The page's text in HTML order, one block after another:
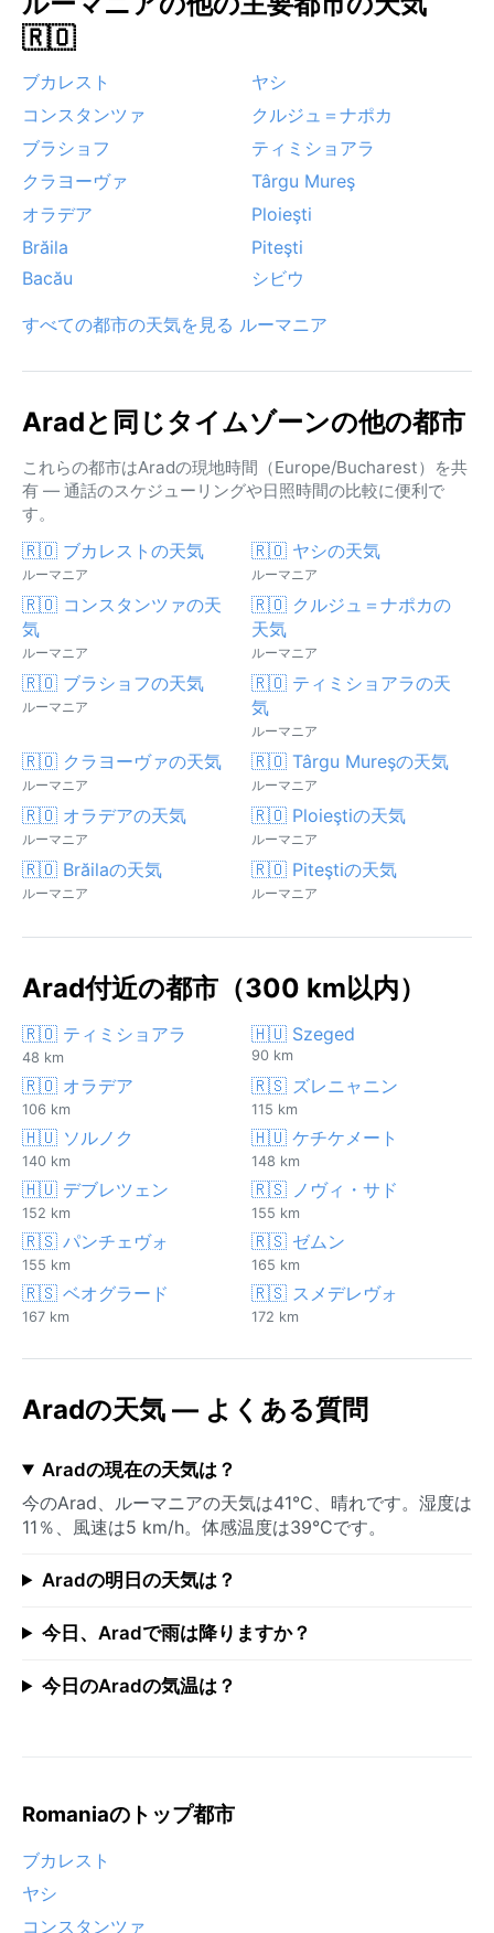
🇷🇴
ブカレスト
ヤシ
コンスタンツァ
クルジュ＝ナポカ
ブラショフ
ティミショアラ
クラヨーヴァ
Târgu Mureş
オラデア
Ploieşti
Brăila
Piteşti
Bacău
シビウ
すべての都市の天気を見る ルーマニア
Aradと同じタイムゾーンの他の都市
これらの都市はAradの現地時間（Europe/Bucharest）を共
有 — 通話のスケジューリングや日照時間の比較に便利で
す。
🇷🇴 ブカレストの天気
ルーマニア
🇷🇴 ヤシの天気
ルーマニア
🇷🇴 コンスタンツァの天
気
ルーマニア
🇷🇴 クルジュ＝ナポカの
天気
ルーマニア
🇷🇴 ブラショフの天気
ルーマニア
🇷🇴 ティミショアラの天
気
ルーマニア
🇷🇴 クラヨーヴァの天気
ルーマニア
🇷🇴 Târgu Mureşの天気
ルーマニア
🇷🇴 オラデアの天気
ルーマニア
🇷🇴 Ploieştiの天気
ルーマニア
🇷🇴 Brăilaの天気
ルーマニア
🇷🇴 Piteştiの天気
ルーマニア
Arad付近の都市（300 km以内）
🇷🇴 ティミショアラ
48 km
🇭🇺 Szeged
90 km
🇷🇴 オラデア
106 km
🇷🇸 ズレニャニン
115 km
🇭🇺 ソルノク
140 km
🇭🇺 ケチケメート
148 km
🇭🇺 デブレツェン
152 km
🇷🇸 ノヴィ・サド
155 km
🇷🇸 パンチェヴォ
155 km
🇷🇸 ゼムン
165 km
🇷🇸 ベオグラード
167 km
🇷🇸 スメデレヴォ
172 km
Aradの天気 — よくある質問
Aradの現在の天気は？
今のArad、ルーマニアの天気は41°C、晴れです。湿度は
11％、風速は5 km/h。体感温度は39°Cです。
Aradの明日の天気は？
今日、Aradで雨は降りますか？
今日のAradの気温は？
Romaniaのトップ都市
ブカレスト
ヤシ
コンスタンツァ